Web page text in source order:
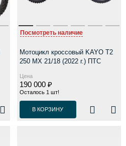
Посмотреть наличие
Мотоцикл кроссовый KAYO T2
250 MX 21/18 (2022 г.) ПТС
Цена
190 000 ₽
Осталось 1 шт!
В КОРЗИНУ